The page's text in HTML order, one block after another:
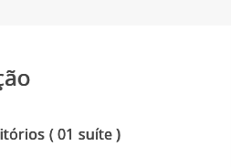
( 01 suíte )